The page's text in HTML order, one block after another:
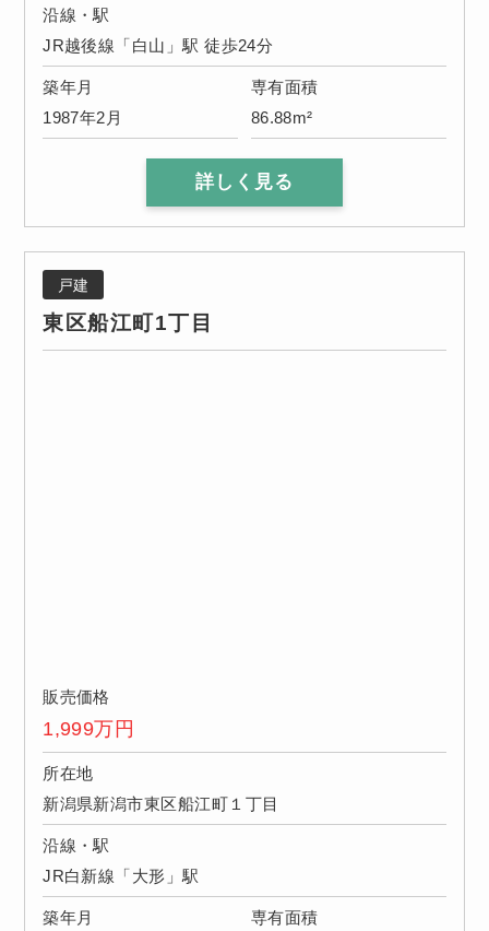
沿線・駅
JR越後線「白山」駅 徒歩24分
築年月
1987年2月
専有面積
86.88m²
詳しく見る
戸建
東区船江町1丁目
販売価格
1,999万円
所在地
新潟県新潟市東区船江町１丁目
沿線・駅
JR白新線「大形」駅
築年月
専有面積